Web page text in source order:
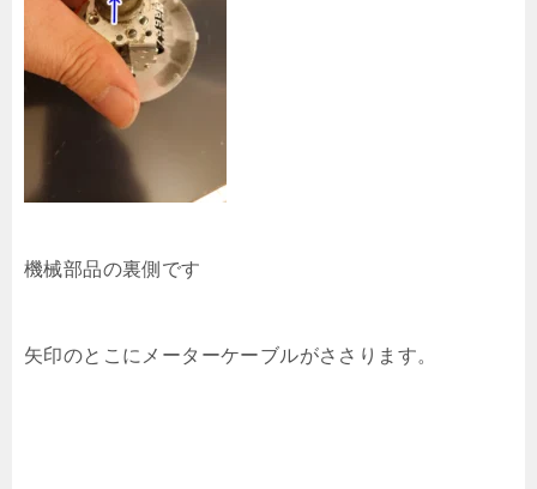
機械部品の裏側です
矢印のとこにメーターケーブルがささります。